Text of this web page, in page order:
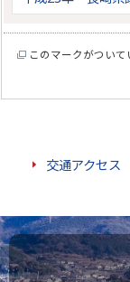
このマークがつい
交通アクセス